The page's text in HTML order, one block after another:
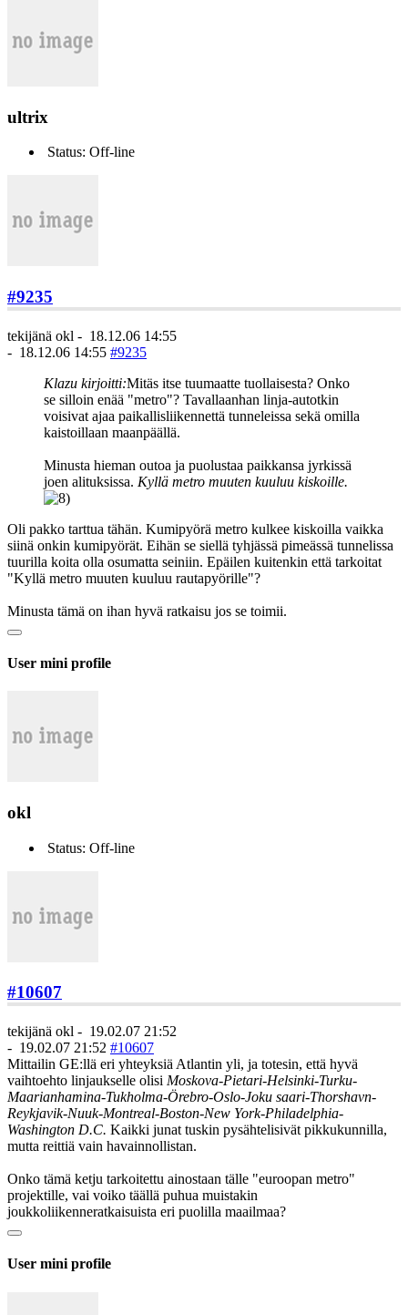
ultrix
Status: Off-line
#9235
tekijänä okl - 18.12.06 14:55
- 18.12.06 14:55 #9235
Klazu kirjoitti:Mitäs itse tuumaatte tuollaisesta? Onko
se silloin enää "metro"? Tavallaanhan linja-autotkin
voisivat ajaa paikallisliikennettä tunneleissa sekä omilla
kaistoillaan maanpäällä.
Minusta hieman outoa ja puolustaa paikkansa jyrkissä
joen alituksissa. Kyllä metro muuten kuuluu kiskoille.
Oli pakko tarttua tähän. Kumipyörä metro kulkee kiskoilla vaikka
siinä onkin kumipyörät. Eihän se siellä tyhjässä pimeässä tunnelissa
tuurilla koita olla osumatta seiniin. Epäilen kuitenkin että tarkoitat
"Kyllä metro muuten kuuluu rautapyörille"?
Minusta tämä on ihan hyvä ratkaisu jos se toimii.
User mini profile
okl
Status: Off-line
#10607
tekijänä okl - 19.02.07 21:52
- 19.02.07 21:52 #10607
Mittailin GE:llä eri yhteyksiä Atlantin yli, ja totesin, että hyvä
vaihtoehto linjaukselle olisi Moskova-Pietari-Helsinki-Turku-
Maarianhamina-Tukholma-Örebro-Oslo-Joku saari-Thorshavn-
Reykjavik-Nuuk-Montreal-Boston-New York-Philadelphia-
Washington D.C. Kaikki junat tuskin pysähtelisivät pikkukunnilla,
mutta reittiä vain havainnollistan.
Onko tämä ketju tarkoitettu ainostaan tälle "euroopan metro"
projektille, vai voiko täällä puhua muistakin
joukkoliikenneratkaisuista eri puolilla maailmaa?
User mini profile